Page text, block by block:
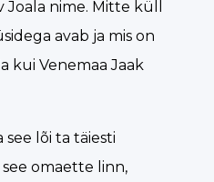
nime. Mitte küll
avab ja mis on
kui Venemaa Jaak
lõi ta täiesti
see omaette linn,